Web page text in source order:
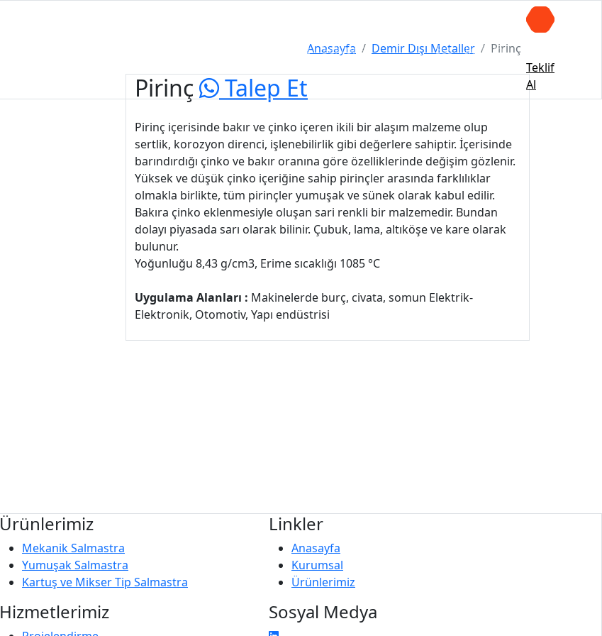
Hizmetlerimiz Sektörler
Online
Katalog
Sss
İletişim
Teklif
Al
Anasayfa Demir Dışı Metaller Pirinç
Pirinç Talep Et
Pirinç içerisinde bakır ve çinko içeren ikili bir alaşım malzeme olup
sertlik, korozyon direnci, işlenebilirlik gibi değerlere sahiptir. İçerisinde
barındırdığı çinko ve bakır oranına göre özelliklerinde değişim gözlenir.
Yüksek ve düşük çinko içeriğine sahip pirinçler arasında farklılıklar
olmakla birlikte, tüm pirinçler yumuşak ve sünek olarak kabul edilir.
Bakıra çinko eklenmesiyle oluşan sari renkli bir malzemedir. Bundan
dolayı piyasada sarı olarak bilinir. Çubuk, lama, altıköşe ve kare olarak
bulunur.
Yoğunluğu 8,43 g/cm3, Erime sıcaklığı 1085 °C
Uygulama Alanları : Makinelerde burç, civata, somun Elektrik-
Elektronik, Otomotiv, Yapı endüstrisi
Ürünlerimiz
Mekanik Salmastra
Yumuşak Salmastra
Kartuş ve Mikser Tip Salmastra
Hizmetlerimiz
Linkler
Anasayfa
Kurumsal
Ürünlerimiz
Sosyal Medya